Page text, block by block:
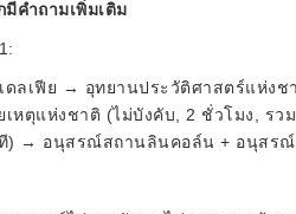
คำถามเพิ่มเติม
ลเฟีย → อุทยานประวัติศาสตร์แห่ง
เหตุแห่งชาติ (ไม่บังคับ, 2 ชั่วโมง, ร
) → อนุสรณ์สถานลินคอล์น + อนุสร